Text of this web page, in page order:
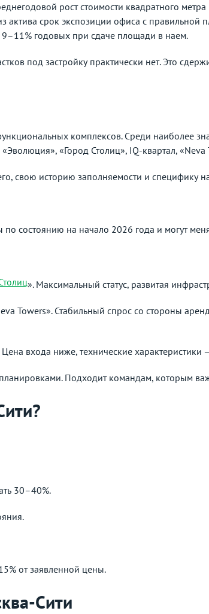
рост стоимости квадратного
актива срок экспозиции офиса с правильной
9–11% годовых при сдаче площади в наем.
под застройку практически нет. Это
комплексов. Среди наиболее
«Город Столиц», IQ-квартал,
свою историю заполняемости и специфику
состоянию на начало 2026 года и могут
». Максимальный статус, развитая
Towers». Стабильный спрос со стороны
входа ниже, технические характеристики
Подходит командам, которым
30–40%.
от заявленной цены.
Сити